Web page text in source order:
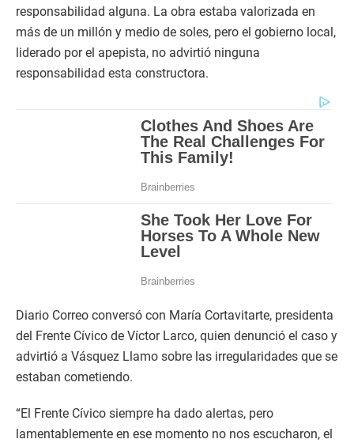
responsabilidad alguna. La obra estaba valorizada en
más de un millón y medio de soles, pero el gobierno local,
liderado por el apepista, no advirtió ninguna
responsabilidad esta constructora.
Diario Correo conversó con María Cortavitarte, presidenta
del Frente Cívico de Víctor Larco, quien denunció el caso y
advirtió a Vásquez Llamo sobre las irregularidades que se
estaban cometiendo.
“El Frente Cívico siempre ha dado alertas, pero
lamentablemente en ese momento no nos escucharon, el